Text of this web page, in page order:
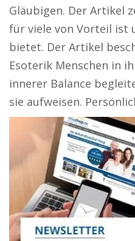
Gläubigen. Der Artikel
für viele von Vorteil ist
bietet. Der Artikel
Esoterik Menschen in
innerer Balance
sie aufweisen.